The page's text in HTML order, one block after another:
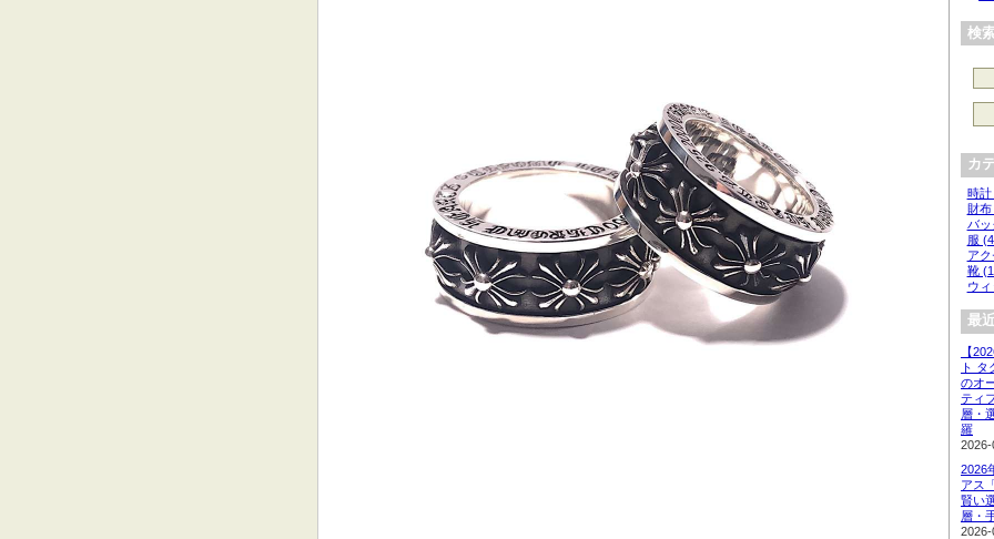
検
カ
時計
財
バッ
服
ア
靴
ウ
最
【
ト
のオ
ティ
層・
羅
2026-
2026
アス
賢い
層・
2026-